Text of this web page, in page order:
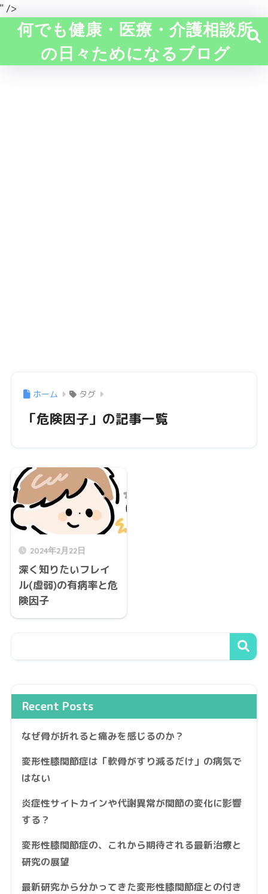
" />
何でも健康・医療・介護相談所
の日々ためになるブログ
ホーム タグ
「危険因子」の記事一覧
2024年2月22日
深く知りたいフレイ
ル(虚弱)の有病率と危
険因子
Recent Posts
なぜ骨が折れると痛みを感じるのか？
変形性膝関節症は「軟骨がすり減るだけ」の病気で
はない
炎症性サイトカインや代謝異常が関節の変化に影響
する？
変形性膝関節症の、これから期待される最新治療と
研究の展望
最新研究から分かってきた変形性膝関節症との付き